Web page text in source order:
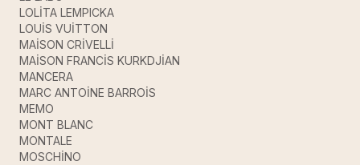
LOLİTA LEMPICKA
LOUİS VUİTTON
MAİSON CRİVELLİ
MAİSON FRANCİS KURKDJİAN
MANCERA
MARC ANTOİNE BARROİS
MEMO
MONT BLANC
MONTALE
MOSCHİNO